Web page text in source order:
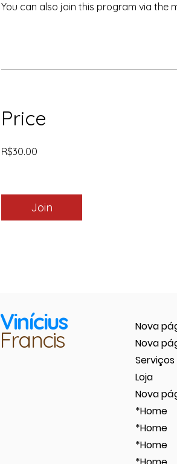
You can also join this program via the
Price
R$30.00
Join
Vinícius
Francis
Nova
Nova
Serviços
Loja
Nova
*Home
*Home
*Home